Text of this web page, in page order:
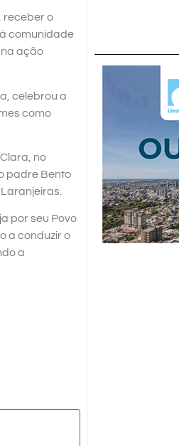
receber o
comunidade
ação
celebrou a
como
no
padre Bento
por seu Povo
a conduzir o
a